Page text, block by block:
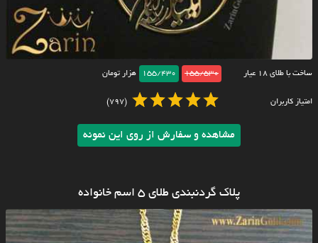
ساخت با طلای ۱۸ عیار 155/530
155/430 هزار تومان
امتیاز کاربران (797)
مشاهده و سفارش از روی این نمونه
پلاک گردنبندی طلای ۵ اسم خانواده